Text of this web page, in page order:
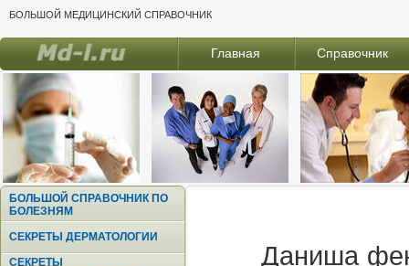
БОЛЬШОЙ МЕДИЦИНСКИЙ СПРАВОЧНИК
Главная Справочник
БОЛЬШОЙ СПРАВОЧНИК ПО
БОЛЕЗНЯМ
СЕКРЕТЫ ДЕРМАТОЛОГИИ
СЕКРЕТЫ
Даниша